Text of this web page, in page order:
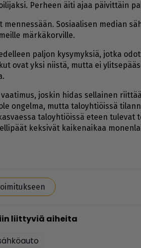
Per­heen äi­ti ajaa päi­vit­täin
men­nes­sään. So­si­aa­li­sen me­di­an
mär­kä­kor­vil­le.
pal­jon ky­sy­myk­siä, jot­ka
ovat yk­si niis­tä, mut­ta ei
jos­kin hi­das sel­lai­nen
on­gel­ma, mut­ta ta­lo­yh­ti­öis­sä
ta­lo­yh­ti­öis­sä eteen
kek­si­vät kai­ke­nai­kaa